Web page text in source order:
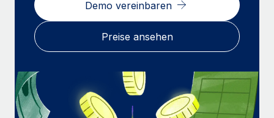
Mehr erfahrenDemo vereinbaren
Preise ansehen